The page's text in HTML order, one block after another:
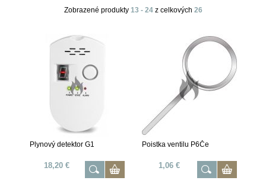
Zobrazené produkty 13 - 24z celkových 26
Plynový detektor G1
18,20 €
Poistka ventilu P6Če
1,06 €